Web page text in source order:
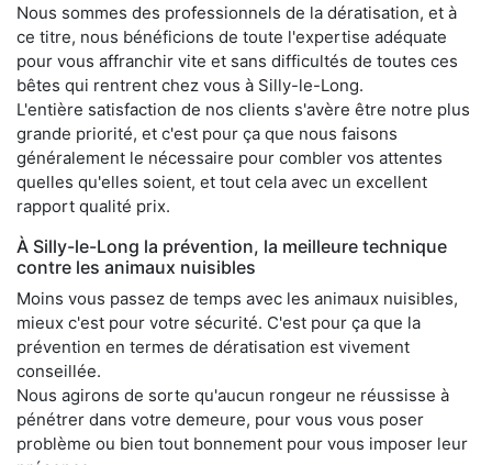
Nous sommes des professionnels de la dératisation, et à
ce titre, nous bénéficions de toute l'expertise adéquate
pour vous affranchir vite et sans difficultés de toutes ces
bêtes qui rentrent chez vous à Silly-le-Long.
L'entière satisfaction de nos clients s'avère être notre plus
grande priorité, et c'est pour ça que nous faisons
généralement le nécessaire pour combler vos attentes
quelles qu'elles soient, et tout cela avec un excellent
rapport qualité prix.
À Silly-le-Long la prévention, la meilleure technique
contre les animaux nuisibles
Moins vous passez de temps avec les animaux nuisibles,
mieux c'est pour votre sécurité. C'est pour ça que la
prévention en termes de dératisation est vivement
conseillée.
Nous agirons de sorte qu'aucun rongeur ne réussisse à
pénétrer dans votre demeure, pour vous vous poser
problème ou bien tout bonnement pour vous imposer leur